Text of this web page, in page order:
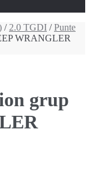
/ 2.0 TGDI /Punte
WRANGLER
grup